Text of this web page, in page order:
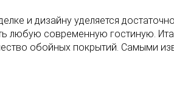
и дизайну уделяется
любую современную гостиную.
обойных покрытий. Самыми